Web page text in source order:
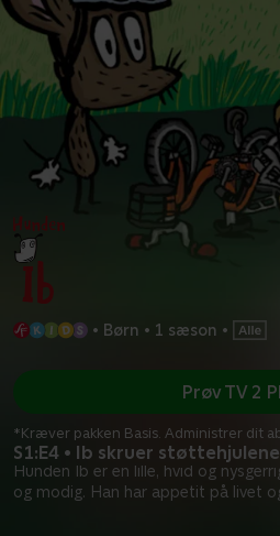
• Børn • 1 sæson •
S1:E4 • Ib skruer
Hunden Ib er en lille, hvid og
og modig. Han har appetit på livet
Prøv TV 2
*Kræver pakken Basis. Administrer dit